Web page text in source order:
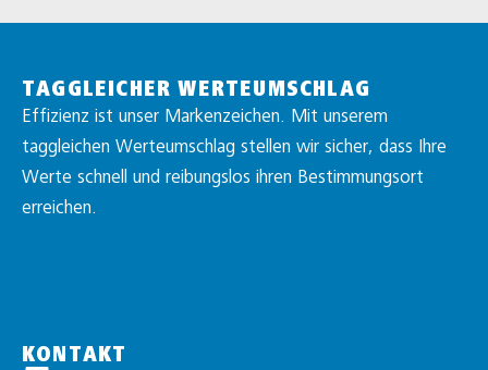
TAGGLEICHER WERTEUMSCHLAG
Effizienz ist unser Markenzeichen. Mit unserem
taggleichen Werteumschlag stellen wir sicher, dass Ihre
Werte schnell und reibungslos ihren Bestimmungsort
erreichen.
KONTAKT